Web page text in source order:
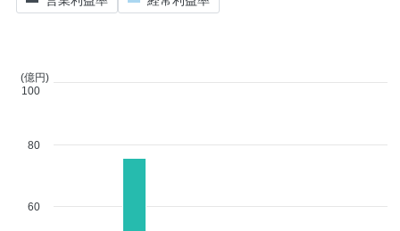
60
80
(億円)
100